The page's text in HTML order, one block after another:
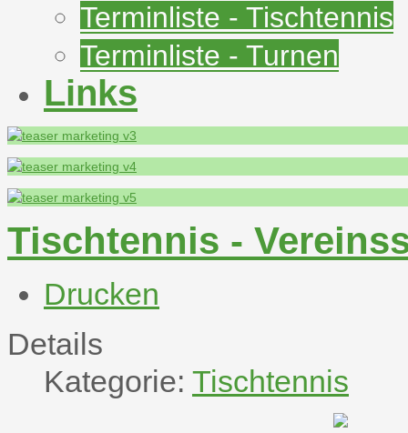
Terminliste - Tischtennis
Terminliste - Turnen
Links
Tischtennis -
Drucken
Details
Kategorie: Tischtennis